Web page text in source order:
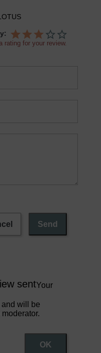
rating for your review.
Send
sentYour
will be
OK